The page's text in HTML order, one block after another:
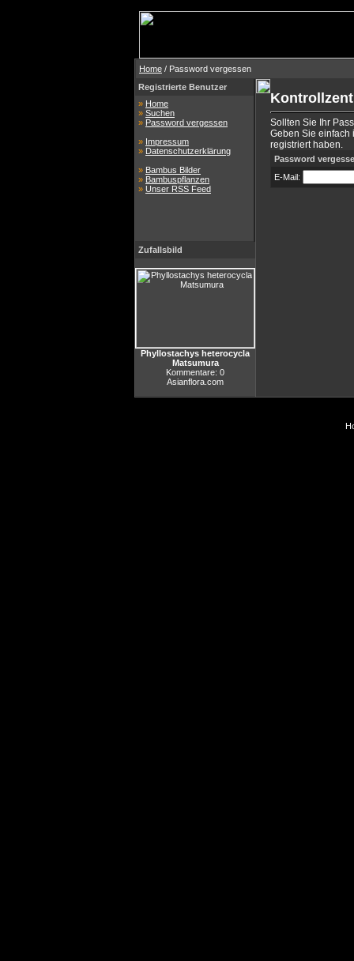
Home / Password vergessen
Registrierte Benutzer
» Home
» Suchen
» Password vergessen
» Impressum
» Datenschutzerklärung
» Bambus Bilder
» Bambuspflanzen
» Unser RSS Feed
Zufallsbild
Phyllostachys heterocycla
Matsumura
Kommentare: 0
Asianflora.com
Sollten Sie Ihr
Geben Sie einfach
registriert haben.
Password
E-Mail: